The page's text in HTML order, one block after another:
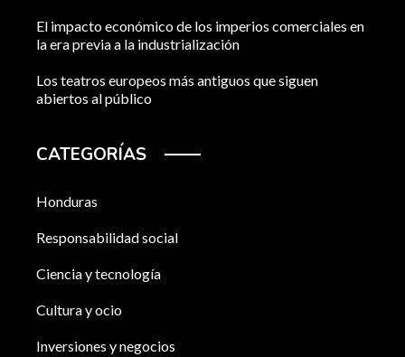
El impacto económico de los imperios comerciales en
la era previa a la industrialización
Los teatros europeos más antiguos que siguen
abiertos al público
CATEGORÍAS
Honduras
Responsabilidad social
Ciencia y tecnología
Cultura y ocio
Inversiones y negocios